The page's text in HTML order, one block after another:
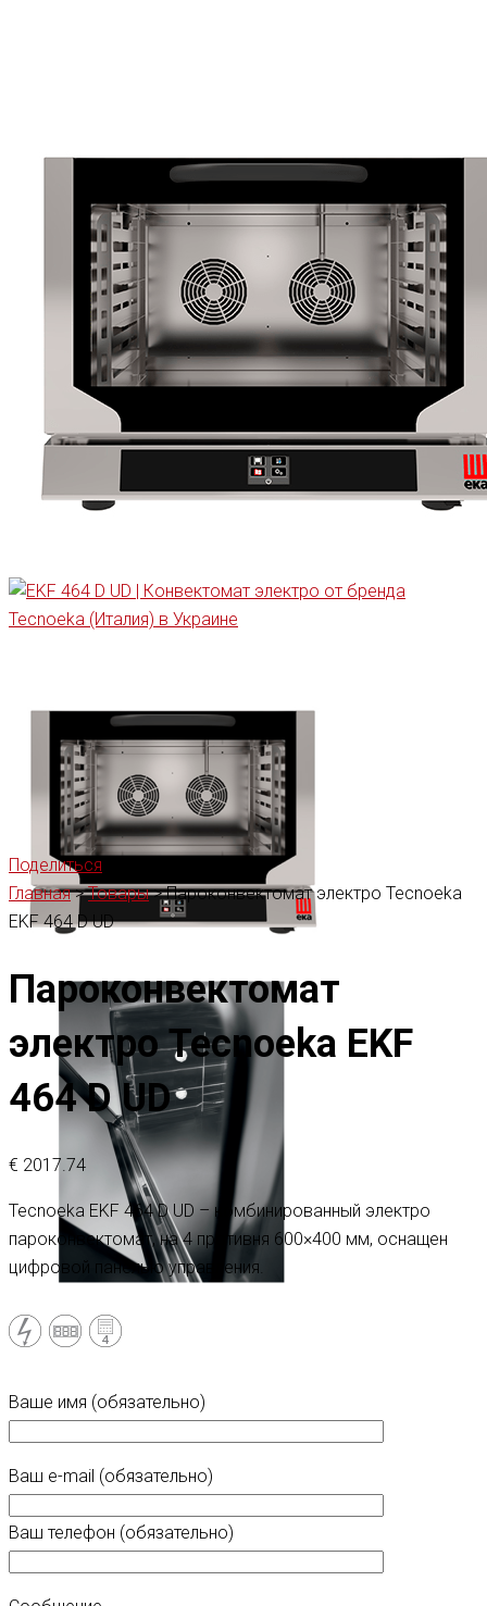
Поделиться
Главная>Товары>Пароконвектомат электро Tecnoeka
EKF 464 D UD
Пароконвектомат
электро Tecnoeka EKF
464 D UD
€ 2017.74
Tecnoeka EKF 464 D UD – комбинированный электро
пароконвектомат, на 4 противня 600×400 мм, оснащен
цифровой панелью управления.
Ваше имя (обязательно)
Ваш e-mail (обязательно)
Ваш телефон (обязательно)